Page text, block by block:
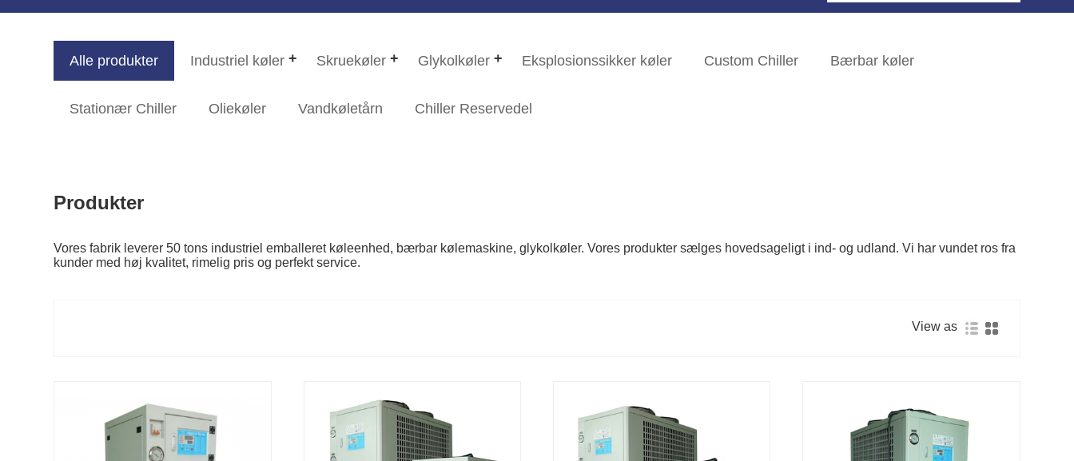
Alle produkter Industriel køler Skruekøler Glykolkøler Eksplosionssikker køler Custom Chiller Bærbar køler
Stationær Chiller Oliekøler Vandkøletårn Chiller Reservedel
Produkter
Vores fabrik leverer 50 tons industriel emballeret køleenhed, bærbar kølemaskine, glykolkøler. Vores produkter sælges hovedsageligt i ind- og udland. Vi har vundet ros fra
kunder med høj kvalitet, rimelig pris og perfekt service.
View as